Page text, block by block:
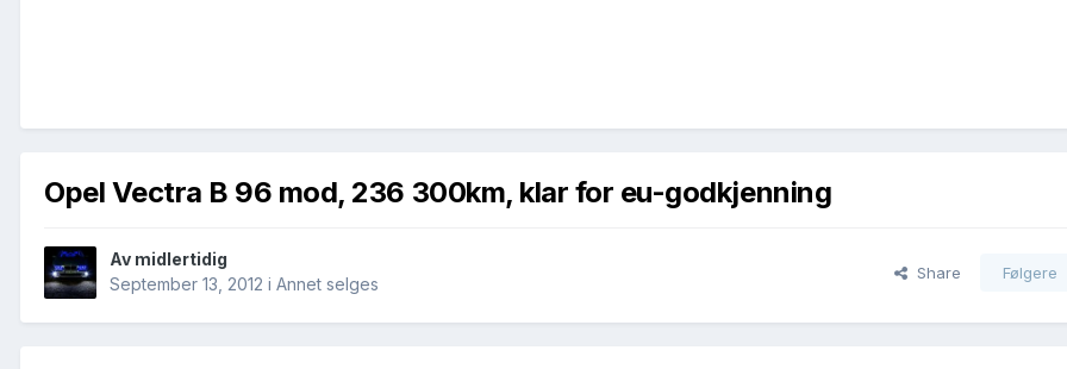
Opel Vectra B 96 mod, 236 300km, klar for eu-godkjenning
Av midlertidig
September 13, 2012 i Annet selges
Share Følgere